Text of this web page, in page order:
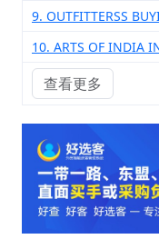
9. OUTFITTERSS
10. ARTS OF INDIA
查看更多